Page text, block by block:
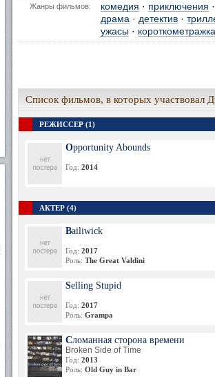
Жанры фильмов: комедия · приключения ·
драма · детектив ·
ужасы · короткометражка
Список фильмов, в которых участвовал
РЕЖИССЕР (1)
Opportunity Abounds
Год: 2014
АКТЕР (4)
Bailiwick
Год: 2017
Роль: The Great Valdini
Selling Stupid
Год: 2017
Роль: Grampa
Сломанная сторона времени
Broken Side of Time
Год: 2013
Роль: Old Guy in Bar